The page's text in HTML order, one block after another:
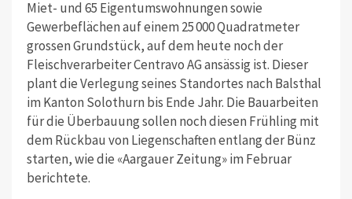
Miet- und 65 Eigentumswohnungen sowie
Gewerbeflächen auf einem 25 000 Quadratmeter
grossen Grundstück, auf dem heute noch der
Fleischverarbeiter Centravo AG ansässig ist. Dieser
plant die Verlegung seines Standortes nach Balsthal
im Kanton Solothurn bis Ende Jahr. Die Bauarbeiten
für die Überbauung sollen noch diesen Frühling mit
dem Rückbau von Liegenschaften entlang der Bünz
starten, wie die «Aargauer Zeitung» im Februar
berichtete.